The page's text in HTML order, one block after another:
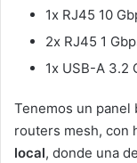
1x RJ45 10
2x RJ45 1
1x USB-A 3.2
Tenemos un panel
routers mesh, con
local, donde una